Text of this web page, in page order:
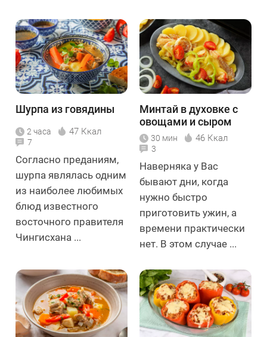
Шурпа из говядины
2 часа 47 Ккал
7
Согласно преданиям,
шурпа являлась одним
из наиболее любимых
блюд известного
восточного правителя
Чингисхана ...
Минтай в духовке с
овощами и сыром
30 мин 46 Ккал
3
Наверняка у Вас
бывают дни, когда
нужно быстро
приготовить ужин, а
времени практически
нет. В этом случае ...